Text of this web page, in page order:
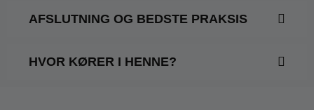
AFSLUTNING OG BEDSTE PRAKSIS
HVOR KØRER I HENNE?